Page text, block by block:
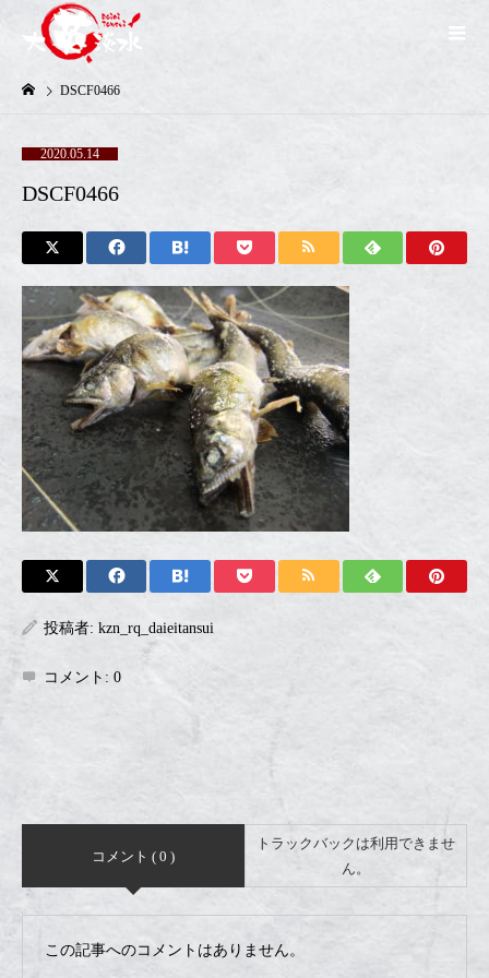
DSCF0466
2020.05.14
DSCF0466
投稿者: kzn_rq_daieitansui
コメント: 0
コメント ( 0 )
トラックバックは利用できませ
ん。
この記事へのコメントはありません。